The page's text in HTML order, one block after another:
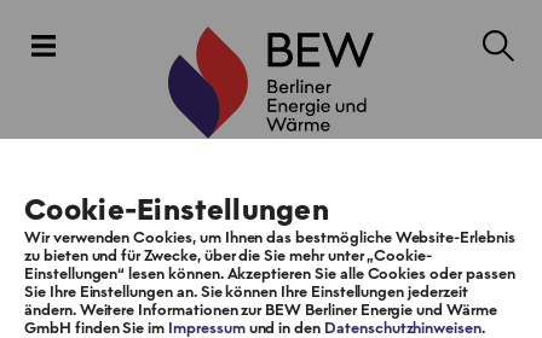
Cookie-Einstellungen
Wir verwenden Cookies, um Ihnen das bestmögliche Website-Erlebnis
zu bieten und für Zwecke, über die Sie mehr unter „Cookie-
Einstellungen“ lesen können. Akzeptieren Sie alle Cookies oder passen
Sie Ihre Einstellungen an. Sie können Ihre Einstellungen jederzeit
ändern. Weitere Informationen zur BEW Berliner Energie und Wärme
GmbH finden Sie im Impressumund in den Datenschutzhinweisen.